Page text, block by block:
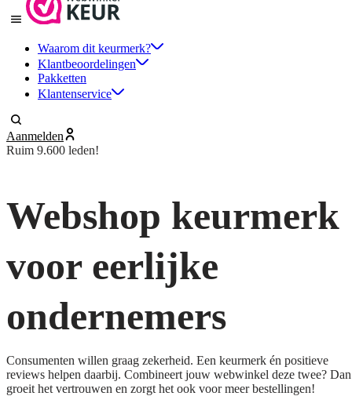
Waarom dit keurmerk?
Klantbeoordelingen
Pakketten
Klantenservice
Aanmelden
Ruim 9.600 leden!
Webshop keurmerk
voor eerlijke
ondernemers
Consumenten willen graag zekerheid. Een keurmerk én positieve
reviews helpen daarbij. Combineert jouw webwinkel deze twee? Dan
groeit het vertrouwen en zorgt het ook voor meer bestellingen!